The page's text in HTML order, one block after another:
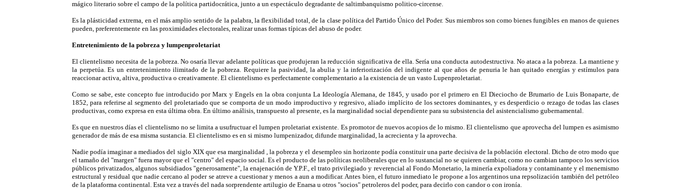
mágico literario sobre el campo de la política partidocrática, junto a un espectáculo degradante de saltimbanquismo politico-circense.
Es la plásticidad extrema, en el más amplio sentido de la palabra, la flexibilidad total, de la clase política del Partido Único del Poder. Sus miembros son como bienes fungibles en manos de quienes
pueden, preferentemente en las proximidades electorales, realizar unas formas típicas del abuso de poder.
Entretenimiento de la pobreza y lumpenproletariat
El clientelismo necesita de la pobreza. No osaría llevar adelante políticas que produjeran la reducción significativa de ella. Sería una conducta autodestructiva. No ataca a la pobreza. La mantiene y
la perpetúa. Es un entretenimiento ilimitado de la pobreza. Requiere la pasividad, la abulia y la inferiorización del indigente al que años de penuria le han quitado energías y estímulos para
reaccionar activa, altiva, productiva o creativamente. El clientelismo es perfectamente complementario a la existencia de un vasto Lupenproletariat.
Como se sabe, este concepto fue introducido por Marx y Engels en la obra conjunta La Ideología Alemana, de 1845, y usado por el primero en El Dieciocho de Brumario de Luis Bonaparte, de
1852, para referirse al segmento del proletariado que se comporta de un modo improductivo y regresivo, aliado implícito de los sectores dominantes, y es desperdicio o rezago de todas las clases
productivas, como expresa en esta última obra. En último análisis, transpuesto al presente, es la marginalidad social dependiente para su subsistencia del asistencialismo gubernamental.
Es que en nuestros días el clientelismo no se limita a usufructuar el lumpen proletariat existente. Es promotor de nuevos acopios de lo mismo. El clientelismo que aprovecha del lumpen es asimismo
generador de más de esa misma sustancia. El clientelismo es en si mismo lumpenizador, difunde marginalidad, la acrecienta y la aprovecha.
Nadie podía imaginar a mediados del siglo XIX que esa marginalidad , la pobreza y el desempleo sin horizonte podía constituir una parte decisiva de la población electoral. Dicho de otro modo que
el tamaño del "margen" fuera mayor que el "centro" del espacio social. Es el producto de las políticas neoliberales que en lo sustancial no se quieren cambiar, como no cambian tampoco los servicios
públicos privatizados, algunos subsidiados "generosamente", la enajenación de Y.P.F., el trato privilegiado y reverencial al Fondo Monetario, la minería expoliadora y contaminante y el menemismo
estructural y residual que nadie cercano al poder se atreve a cuestionar y menos a aun a modificar. Antes bien, el futuro inmediato le propone a los argentinos una repsolización también del petróleo
de la plataforma continental. Esta vez a través del nada sorprendente artilugio de Enarsa u otros "socios" petroleros del poder, para decirlo con candor o con ironía.